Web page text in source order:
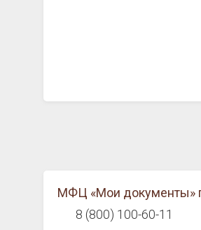
МФЦ «Мои документы»
8 (800) 100-60-11